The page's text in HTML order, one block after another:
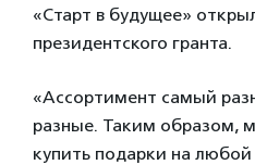
«Старт в будущее»
президентского гранта.
«Ассортимент самый
разные. Таким образом,
купить подарки на